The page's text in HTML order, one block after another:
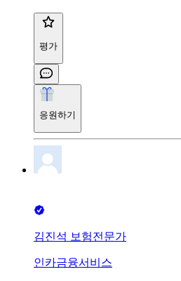
평가
응원하기
김진석 보험전문가
인카금융서비스